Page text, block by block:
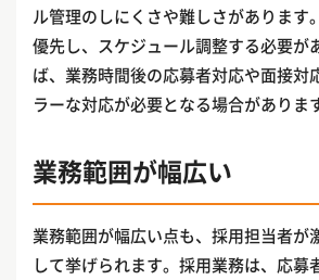
ル管理のしにくさや難しさがあります
優先し、スケジュール調整する必要が
ば、業務時間後の応募者対応や面接対
ラーな対応が必要となる場合がありま
業務範囲が幅広い
業務範囲が幅広い点も、採用担当者が
して挙げられます。採用業務は、応募